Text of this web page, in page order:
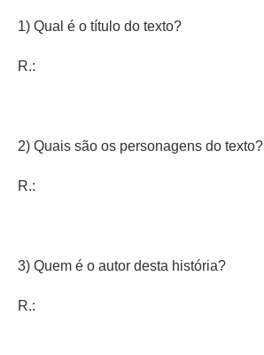
1) Qual é o título do texto?
R.:
2) Quais são os personagens do texto?
R.:
3) Quem é o autor desta história?
R.: